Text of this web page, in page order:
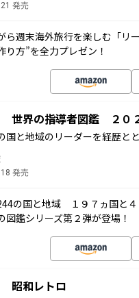
発売
ら週末海外旅行を楽しむ「リ
り方”を全力プレゼン！
世界の指導者図鑑 ２０
国と地域のリーダーを経歴と
発売
の国と地域 １９７ヵ国と
図鑑シリーズ第２弾が登場！
昭和レトロ